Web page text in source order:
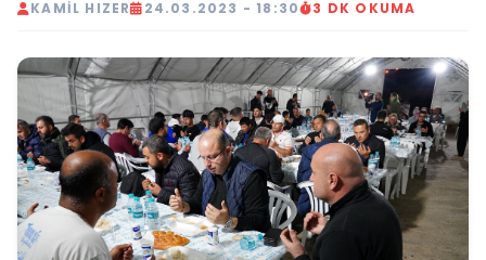
KAMIL HIZER 24.03.2023 - 18:30 3 DK OKUMA